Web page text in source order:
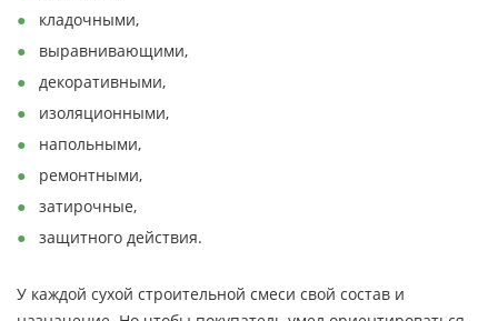
кладочными,
выравнивающими,
декоративными,
изоляционными,
напольными,
ремонтными,
затирочные,
защитного действия.
У каждой сухой строительной смеси свой состав и